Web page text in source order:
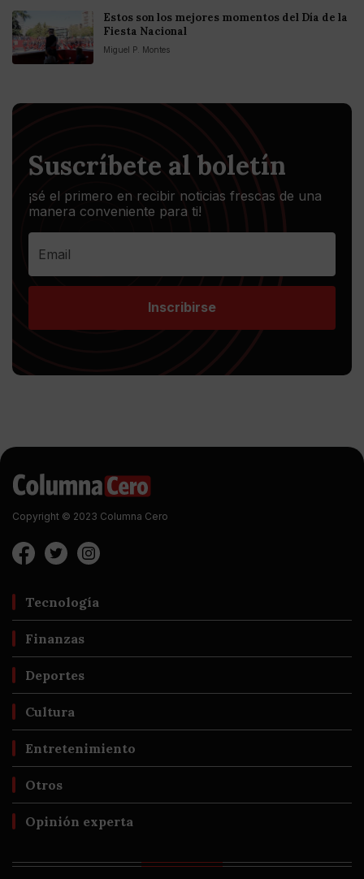
Estos son los mejores momentos del Día de la
Fiesta Nacional
Miguel P. Montes
Suscríbete al boletín
¡sé el primero en recibir noticias frescas de una
manera conveniente para ti!
Inscribirse
Copyright © 2023 Columna Cero
Tecnología
Finanzas
Deportes
Cultura
Entretenimiento
Otros
Opinión experta